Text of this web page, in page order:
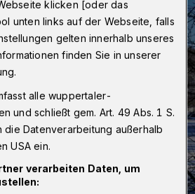
klicken [oder das
unten links auf der Webseite, falls
gelten innerhalb unseres
finden Sie in unserer
alle wuppertaler-
und schließt gem. Art. 49 Abs. 1 S.
die Datenverarbeitung außerhalb
USA ein.
verarbeiten Daten, um